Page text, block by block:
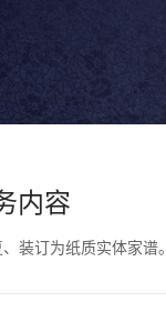
内容
装订为纸质实体家谱。